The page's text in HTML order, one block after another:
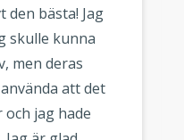
den bästa! Jag
skulle kunna
men deras
att det
jag hade